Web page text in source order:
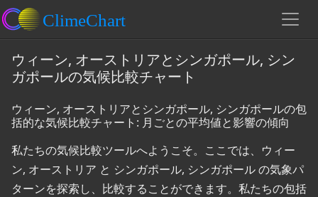
ウィーン, オーストリアとシンガポール, シン
ガポールの気候比較チャート
ウィーン, オーストリアとシンガポール, シンガポールの包
括的な気候比較チャート: 月ごとの平均値と影響の傾向
私たちの気候比較ツールへようこそ。ここでは、ウィー
ン, オーストリア と シンガポール, シンガポール の気象パ
ターンを探索し、比較することができます。私たちの包括